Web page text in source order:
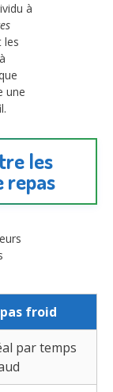
à
les
une
les
repas
froid
par temps